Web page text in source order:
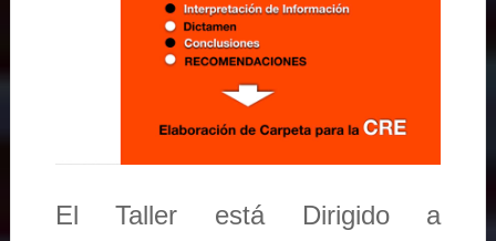
El Taller está Dirigido a